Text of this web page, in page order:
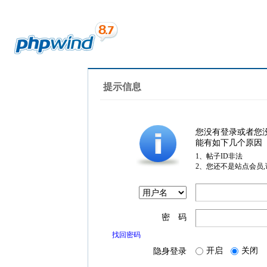
提示信息
您没有登录或者您
能有如下几个原因
1、帖子ID非法
2、您还不是站点会员
密 码
找回密码
隐身登录 开启 关闭